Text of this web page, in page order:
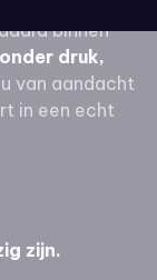
binnen
druk,
van aandacht
in een echt
zijn.